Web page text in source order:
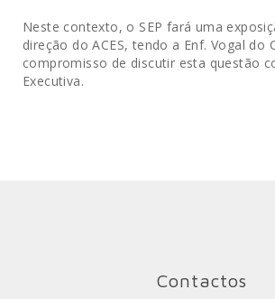
Neste contexto, o SEP fará uma
direção do ACES, tendo a Enf. Vogal do
compromisso de discutir esta questão
Executiva.
Contactos